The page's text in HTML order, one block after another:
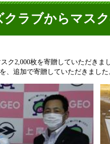
ラブからマス
ク2,000枚を寄贈していただきまし
追加で寄贈していただきました